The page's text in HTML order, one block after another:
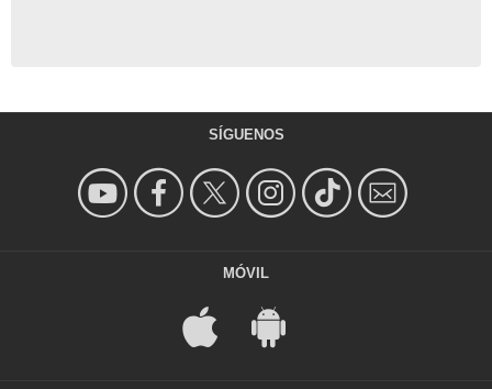
SÍGUENOS
MÓVIL